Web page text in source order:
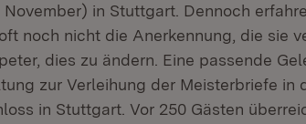
in Stuttgart. Dennoch
noch nicht die Anerkennung, die sie
dies zu ändern. Eine passende
zur Verleihung der Meisterbriefe in
in Stuttgart. Vor 250 Gästen